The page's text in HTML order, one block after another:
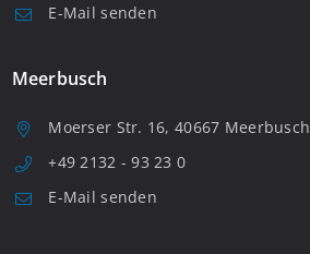
E-Mail senden
Meerbusch
Moerser Str. 16, 40667 Meerbusch
+49 2132 - 93 23 0
E-Mail senden